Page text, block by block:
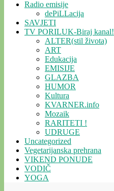
Radio emisije
dePiLLacija
SAVJETI
TV PORILUK-Biraj kanal!
ALTER(stil života)
ART
Edukacija
EMISIJE
GLAZBA
HUMOR
Kultura
KVARNER.info
Mozaik
RARITETI !
UDRUGE
Uncategorized
Vegetarijanska prehrana
VIKEND PONUDE
VODIČ
YOGA